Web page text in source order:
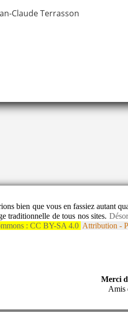
Claude Terrasson
bien que vous en fassiez autant
traditionnelle de tous nos sites.
: CC BY-SA 4.0 Attribution -
Merci
Amis